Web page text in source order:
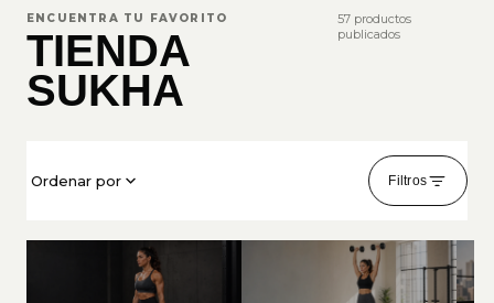
ENCUENTRA TU FAVORITO
TIENDA
SUKHA
57 productos
publicados
Ordenar por Filtros